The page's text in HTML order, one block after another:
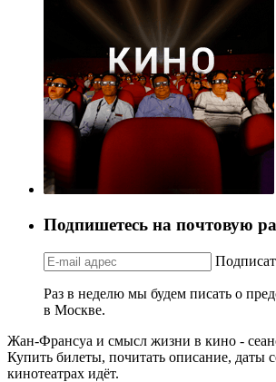
Подпишетесь на почтовую
Раз в неделю мы будем писать о
в Москве.
Жан-Франсуа и смысл жизни в кино -
Купить билеты, почитать описание, даты
кинотеатрах идёт.